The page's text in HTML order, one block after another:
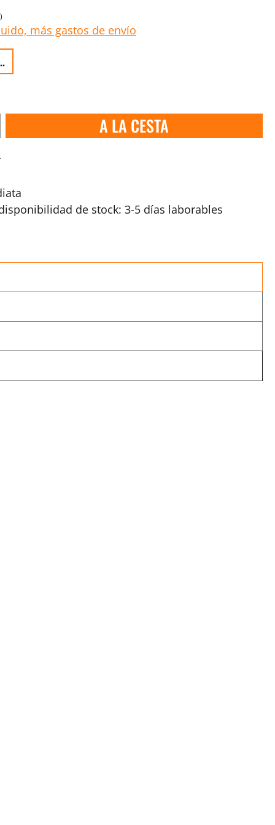
más gastos de envío
A LA CESTA
de stock: 3-5 días laborables